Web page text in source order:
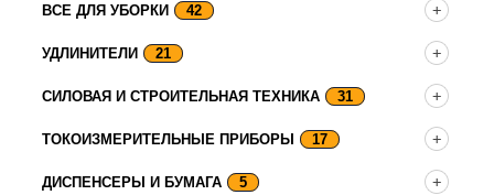
ВСЕ ДЛЯ УБОРКИ 42
УДЛИНИТЕЛИ 21
СИЛОВАЯ И СТРОИТЕЛЬНАЯ ТЕХНИКА 31
ТОКОИЗМЕРИТЕЛЬНЫЕ ПРИБОРЫ 17
ДИСПЕНСЕРЫ И БУМАГА 5